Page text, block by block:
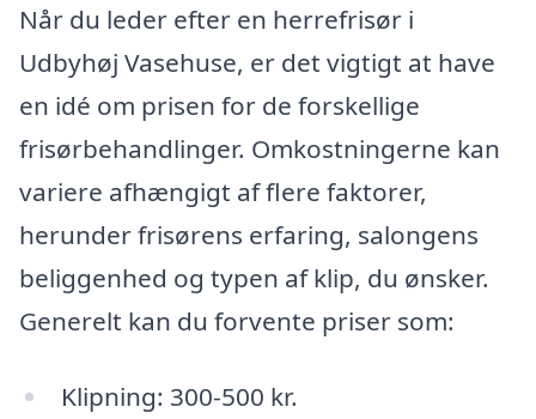
Når du leder efter en herrefrisør i
Udbyhøj Vasehuse, er det vigtigt at have
en idé om prisen for de forskellige
frisørbehandlinger. Omkostningerne kan
variere afhængigt af flere faktorer,
herunder frisørens erfaring, salongens
beliggenhed og typen af klip, du ønsker.
Generelt kan du forvente priser som:
Klipning: 300-500 kr.